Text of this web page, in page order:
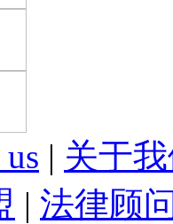
| 关于
| 法律顾